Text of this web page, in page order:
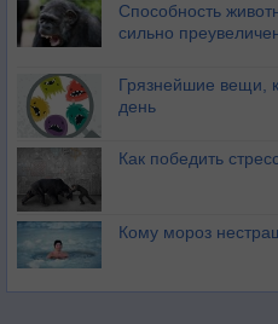
Способность
сильно
Грязнейшие вещи,
день
Как победить
Кому мороз